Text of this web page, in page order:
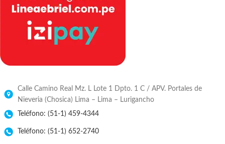
Calle Camino Real Mz. L Lote 1 Dpto. 1 C / APV. Portales de
Nieveria (Chosica) Lima – Lima – Lurigancho
Teléfono: (51-1) 459-4344
Teléfono: (51-1) 652-2740